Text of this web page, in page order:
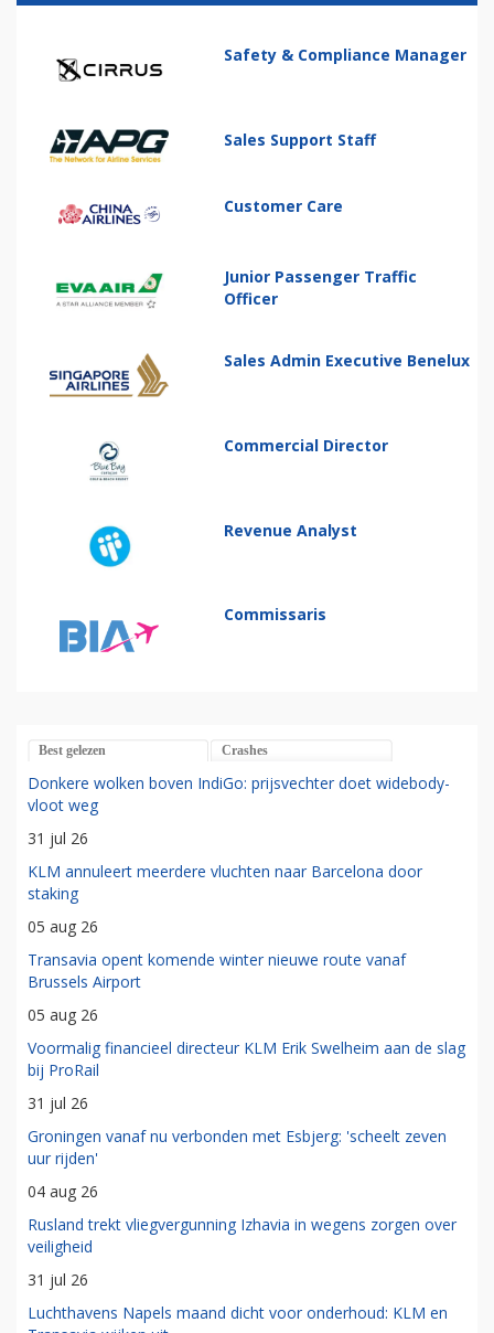
Safety & Compliance Manager
Sales Support Staff
Customer Care
Junior Passenger Traffic
Officer
Sales Admin Executive Benelux
Commercial Director
Revenue Analyst
Commissaris
Best gelezen Crashes
Donkere wolken boven IndiGo: prijsvechter doet widebody-
vloot weg
31 jul 26
KLM annuleert meerdere vluchten naar Barcelona door
staking
05 aug 26
Transavia opent komende winter nieuwe route vanaf
Brussels Airport
05 aug 26
Voormalig financieel directeur KLM Erik Swelheim aan de slag
bij ProRail
31 jul 26
Groningen vanaf nu verbonden met Esbjerg: 'scheelt zeven
uur rijden'
04 aug 26
Rusland trekt vliegvergunning Izhavia in wegens zorgen over
veiligheid
31 jul 26
Luchthavens Napels maand dicht voor onderhoud: KLM en